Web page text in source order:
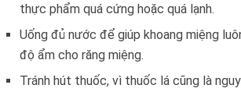
thực phẩm quá cứng hoặc quá lạnh.
Uống đủ nước để giúp khoang miệng
độ ẩm cho răng miệng.
Tránh hút thuốc, vì thuốc lá cũng là